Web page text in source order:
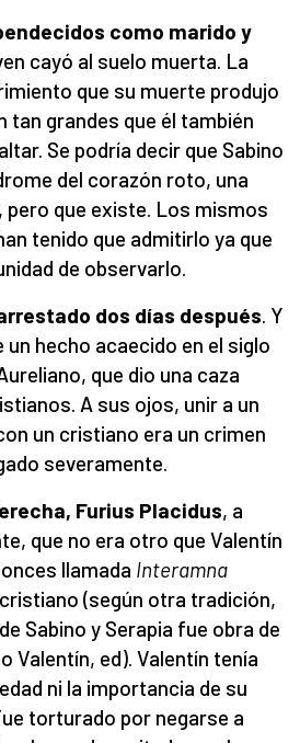
como marido y
cayó al suelo muerta. La
que su muerte produjo
tan grandes que él también
Se podría decir que Sabino
del corazón roto, una
pero que existe. Los mismos
tenido que admitirlo ya que
de observarlo.
dos días después . Y
un hecho acaecido en el siglo
que dio una caza
A sus ojos, unir a un
un cristiano era un crimen
severamente.
Furius Placidus, a
que no era otro que Valentín
llamada Interamna
(según otra tradición,
Sabino y Serapia fue obra de
Valentín, ed). Valentín tenía
ni la importancia de su
torturado por negarse a